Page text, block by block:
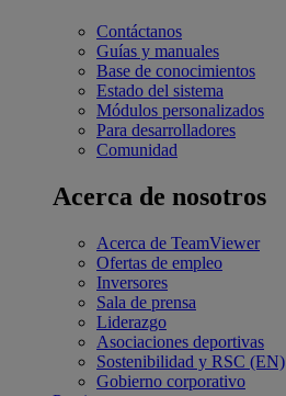
Contáctanos
Guías y manuales
Base de conocimientos
Estado del sistema
Módulos personalizados
Para desarrolladores
Comunidad
Acerca de nosotros
Acerca de TeamViewer
Ofertas de empleo
Inversores
Sala de prensa
Liderazgo
Asociaciones deportivas
Sostenibilidad y RSC (EN)
Gobierno corporativo